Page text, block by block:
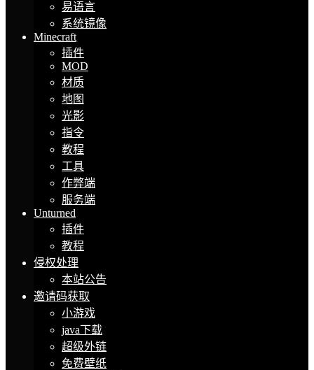
易语言
系统镜像
Minecraft
插件
MOD
材质
地图
光影
指令
教程
工具
作弊端
服务端
Unturned
插件
教程
侵权处理
本站公告
邀请码获取
小游戏
java下载
超级外链
免费壁纸